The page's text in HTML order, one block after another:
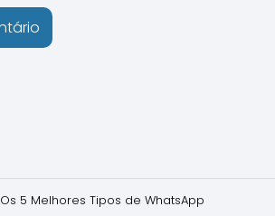
Os 5 Melhores Tipos de WhatsApp